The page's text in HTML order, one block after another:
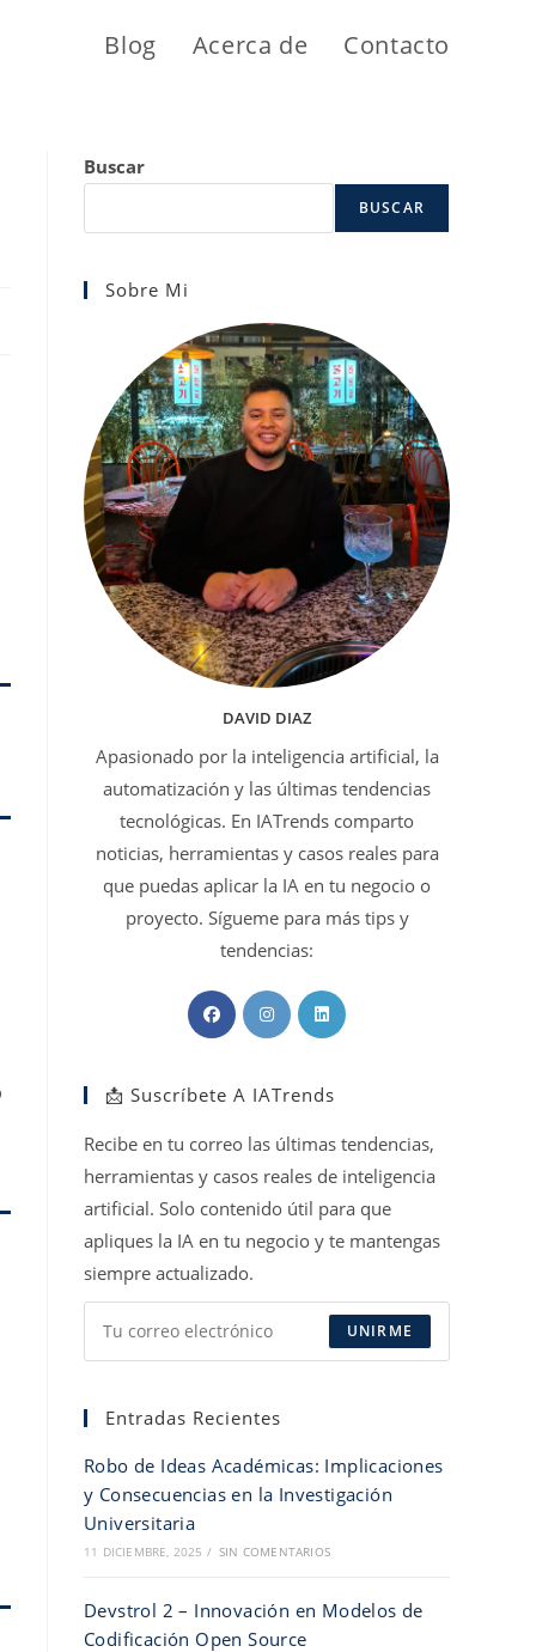
Blog Acerca de Contacto
Buscar
BUSCAR
Sobre Mi
DAVID DIAZ
Apasionado por la inteligencia artificial, la
automatización y las últimas tendencias
tecnológicas. En IATrends comparto
noticias, herramientas y casos reales para
que puedas aplicar la IA en tu negocio o
proyecto. Sígueme para más tips y
tendencias:
Se
abre
una
pestaña
Se
abre
una
pestaña
Se
pestaña
📩 Suscríbete A IATrends
Recibe en tu correo las últimas tendencias,
herramientas y casos reales de inteligencia
artificial. Solo contenido útil para que
apliques la IA en tu negocio y te mantengas
siempre actualizado.
UNIRME
Entradas Recientes
Robo de Ideas Académicas: Implicaciones
y Consecuencias en la Investigación
Universitaria
11 DICIEMBRE, 2025 / SIN COMENTARIOS
Devstrol 2 – Innovación en Modelos de
Codificación Open Source